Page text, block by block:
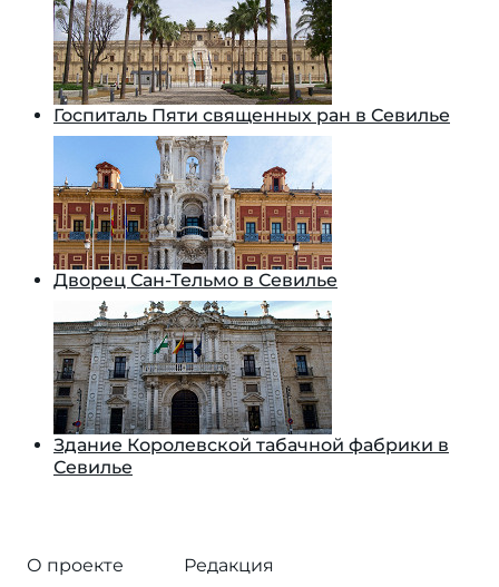
Госпиталь Пяти священных ран в Севилье
Дворец Сан-Тельмо в Севилье
Здание Королевской табачной фабрики в
Севилье
О проекте
Редакция